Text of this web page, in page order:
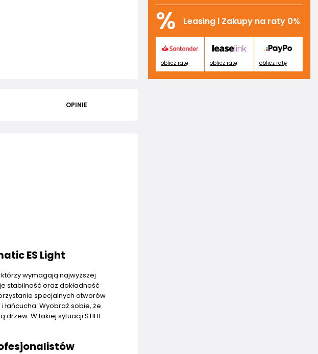
% Leasing i Zakupy na raty 0%
oblicz ratę oblicz ratę oblicz ratę
OPINIE
ES Light
którzy wymagają najwyższej
stabilność oraz dokładność
specjalnych otworów
Wyobraź sobie, że
W takiej sytuacji STIHL